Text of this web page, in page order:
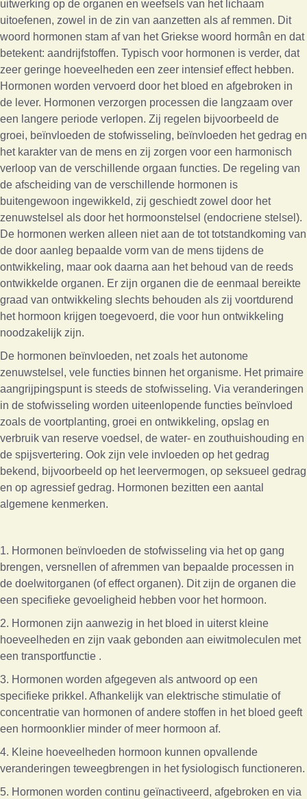
uitwerking op de organen en weefsels van het lichaam
uitoefenen, zowel in de zin van aanzetten als af remmen. Dit
woord hormonen stam af van het Griekse woord hormân en dat
betekent: aandrijfstoffen. Typisch voor hormonen is verder, dat
zeer geringe hoeveelheden een zeer intensief effect hebben.
Hormonen worden vervoerd door het bloed en afgebroken in
de lever. Hormonen verzorgen processen die langzaam over
een langere periode verlopen. Zij regelen bijvoorbeeld de
groei, beïnvloeden de stofwisseling, beïnvloeden het gedrag en
het karakter van de mens en zij zorgen voor een harmonisch
verloop van de verschillende orgaan functies. De regeling van
de afscheiding van de verschillende hormonen is
buitengewoon ingewikkeld, zij geschiedt zowel door het
zenuwstelsel als door het hormoonstelsel (endocriene stelsel).
De hormonen werken alleen niet aan de tot totstandkoming van
de door aanleg bepaalde vorm van de mens tijdens de
ontwikkeling, maar ook daarna aan het behoud van de reeds
ontwikkelde organen. Er zijn organen die de eenmaal bereikte
graad van ontwikkeling slechts behouden als zij voortdurend
het hormoon krijgen toegevoerd, die voor hun ontwikkeling
noodzakelijk zijn.
De hormonen beïnvloeden, net zoals het autonome
zenuwstelsel, vele functies binnen het organisme. Het primaire
aangrijpingspunt is steeds de stofwisseling. Via veranderingen
in de stofwisseling worden uiteenlopende functies beïnvloed
zoals de voortplanting, groei en ontwikkeling, opslag en
verbruik van reserve voedsel, de water- en zouthuishouding en
de spijsvertering. Ook zijn vele invloeden op het gedrag
bekend, bijvoorbeeld op het leervermogen, op seksueel gedrag
en op agressief gedrag. Hormonen bezitten een aantal
algemene kenmerken.
1. Hormonen beïnvloeden de stofwisseling via het op gang
brengen, versnellen of afremmen van bepaalde processen in
de doelwitorganen (of effect organen). Dit zijn de organen die
een specifieke gevoeligheid hebben voor het hormoon.
2. Hormonen zijn aanwezig in het bloed in uiterst kleine
hoeveelheden en zijn vaak gebonden aan eiwitmoleculen met
een transportfunctie .
3. Hormonen worden afgegeven als antwoord op een
specifieke prikkel. Afhankelijk van elektrische stimulatie of
concentratie van hormonen of andere stoffen in het bloed geeft
een hormoonklier minder of meer hormoon af.
4. Kleine hoeveelheden hormoon kunnen opvallende
veranderingen teweegbrengen in het fysiologisch functioneren.
5. Hormonen worden continu geïnactiveerd, afgebroken en via